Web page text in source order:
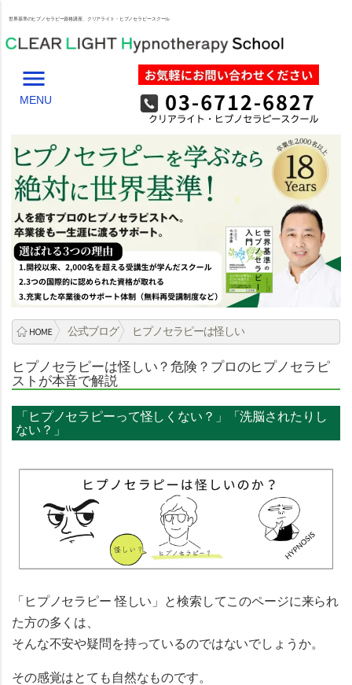
世界基準のヒプノセラピー資格講座、クリアライト・ヒプノセラピースクール
menu
MENU
公式ブログ ヒプノセラピーは怪しい
ヒプノセラピーは怪しい？危険？プロのヒプノセラピ
ストが本音で解説
「ヒプノセラピーって怪しくない？」「洗脳されたりし
ない？」
「ヒプノセラピー 怪しい」と検索してこのページに来られ
た方の多くは、
そんな不安や疑問を持っているのではないでしょうか。
その感覚はとても自然なものです。